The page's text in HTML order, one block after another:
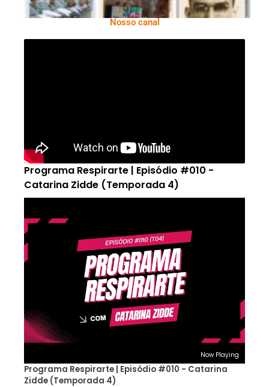
Nosso canal
Programa Respirarte | Episódio #010 -
Catarina Zidde (Temporada 4)
Now Playing
Programa Respirarte | Episódio #010 - Catarina
Zidde (Temporada 4)